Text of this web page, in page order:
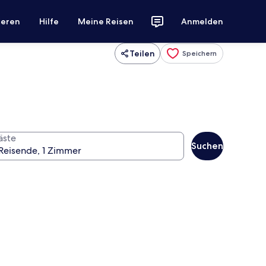
Hilfe Meine Reisen Anmelden
Teilen Speichern
Suchen